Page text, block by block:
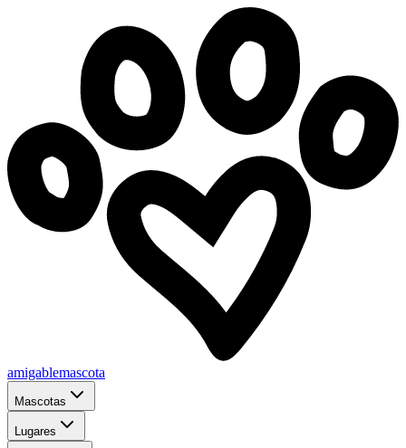
amigablemascota
Mascotas
Lugares